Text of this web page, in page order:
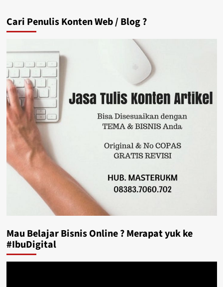
Batik
Cari Penulis Konten Web / Blog ?
Mau Belajar Bisnis Online ? Merapat yuk ke
#IbuDigital